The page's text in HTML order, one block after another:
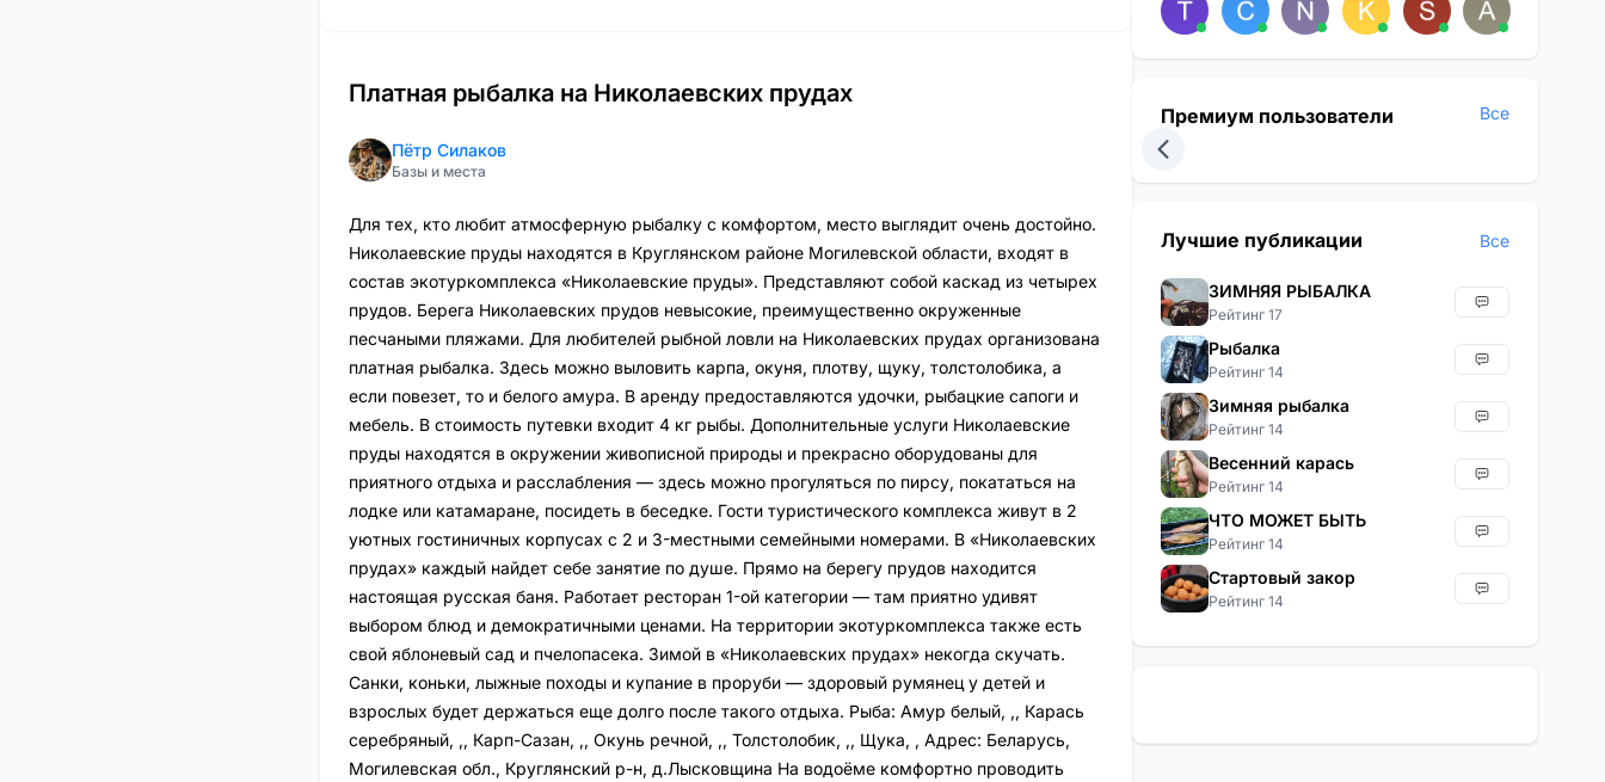
Платная рыбалка на Николаевских прудах
Пётр Силаков
Базы и места
Для тех, кто любит атмосферную рыбалку с комфортом, место выглядит очень достойно.
Николаевские пруды находятся в Круглянском районе Могилевской области, входят в
состав экотуркомплекса «Николаевские пруды». Представляют собой каскад из четырех
прудов. Берега Николаевских прудов невысокие, преимущественно окруженные
песчаными пляжами. Для любителей рыбной ловли на Николаевских прудах организована
платная рыбалка. Здесь можно выловить карпа, окуня, плотву, щуку, толстолобика, а
если повезет, то и белого амура. В аренду предоставляются удочки, рыбацкие сапоги и
мебель. В стоимость путевки входит 4 кг рыбы. Дополнительные услуги Николаевские
пруды находятся в окружении живописной природы и прекрасно оборудованы для
приятного отдыха и расслабления — здесь можно прогуляться по пирсу, покататься на
лодке или катамаране, посидеть в беседке. Гости туристического комплекса живут в 2
уютных гостиничных корпусах с 2 и 3-местными семейными номерами. В «Николаевских
прудах» каждый найдет себе занятие по душе. Прямо на берегу прудов находится
настоящая русская баня. Работает ресторан 1-ой категории — там приятно удивят
выбором блюд и демократичными ценами. На территории экотуркомплекса также есть
свой яблоневый сад и пчелопасека. Зимой в «Николаевских прудах» некогда скучать.
Санки, коньки, лыжные походы и купание в проруби — здоровый румянец у детей и
взрослых будет держаться еще долго после такого отдыха. Рыба: Амур белый, ,, Карась
серебряный, ,, Карп-Сазан, ,, Окунь речной, ,, Толстолобик, ,, Щука, , Адрес: Беларусь,
Могилевская обл., Круглянский р-н, д.Лысковщина На водоёме комфортно проводить
Премиум пользователи Все
Лучшие публикации Все
ЗИМНЯЯ РЫБАЛКА
Рейтинг 17
Рыбалка
Рейтинг 14
Зимняя рыбалка
Рейтинг 14
Весенний карась
Рейтинг 14
ЧТО МОЖЕТ БЫТЬ
Рейтинг 14
Стартовый закор
Рейтинг 14